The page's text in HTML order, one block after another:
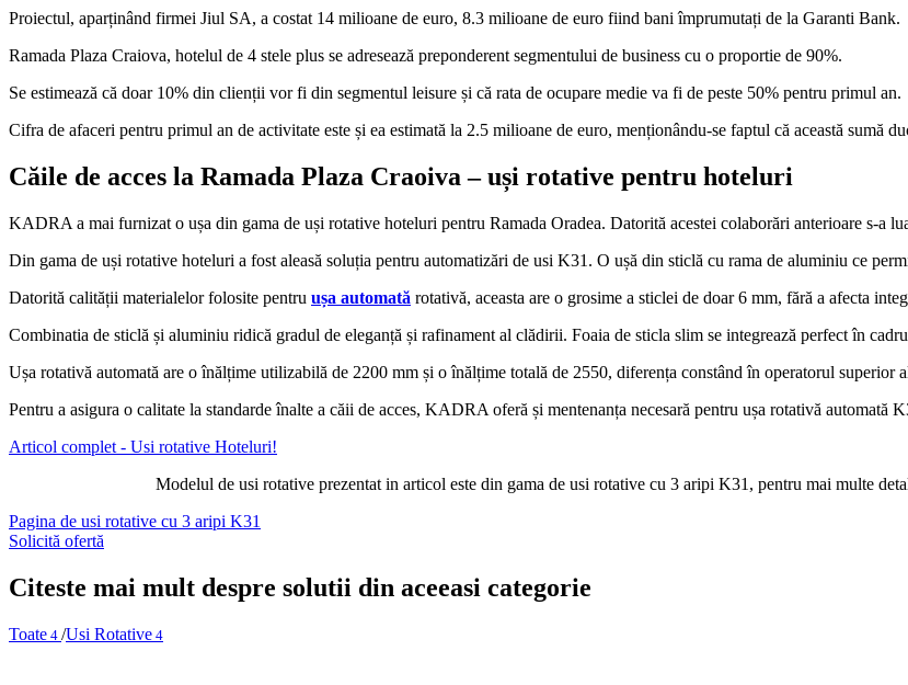
Proiectul, aparținând firmei Jiul SA, a costat 14 milioane de euro, 8.3 milioane de euro fiind bani împrumutați de la Garanti Bank.
Ramada Plaza Craiova, hotelul de 4 stele plus se adresează preponderent segmentului de business cu o proportie de 90%.
Se estimează că doar 10% din clienții vor fi din segmentul leisure și că rata de ocupare medie va fi de peste 50% pentru primul an.
Cifra de afaceri pentru primul an de activitate este și ea estimată la 2.5 milioane de euro, menționându-se faptul că această sumă
Căile de acces la Ramada Plaza Craoiva – uși rotative pentru hoteluri
KADRA a mai furnizat o ușa din gama de uși rotative hoteluri pentru Ramada Oradea. Datorită acestei colaborări anterioare s-a
Din gama de uși rotative hoteluri a fost aleasă soluția pentru automatizări de usi K31. O ușă din sticlă cu rama de aluminiu ce
Datorită calității materialelor folosite pentru ușa automată rotativă, aceasta are o grosime a sticlei de doar 6 mm, fără a afecta
Combinatia de sticlă și aluminiu ridică gradul de eleganță și rafinament al clădirii. Foaia de sticla slim se integrează perfect în
Ușa rotativă automată are o înălțime utilizabilă de 2200 mm și o înălțime totală de 2550, diferența constând în operatorul superior
Pentru a asigura o calitate la standarde înalte a căii de acces, KADRA oferă și mentenanța necesară pentru ușa rotativă automată
Articol complet - Usi rotative Hoteluri!
Modelul de usi rotative prezentat in articol este din gama de usi rotative cu 3 aripi K31, pentru mai multe
Pagina de usi rotative cu 3 aripi K31
Solicită ofertă
Citeste mai mult despre solutii din aceeasi categorie
Toate 4 /Usi Rotative 4